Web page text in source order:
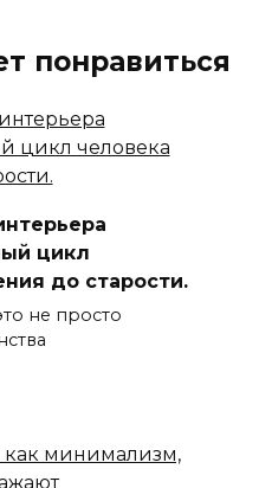
понравиться
цикл
до старости.
не просто